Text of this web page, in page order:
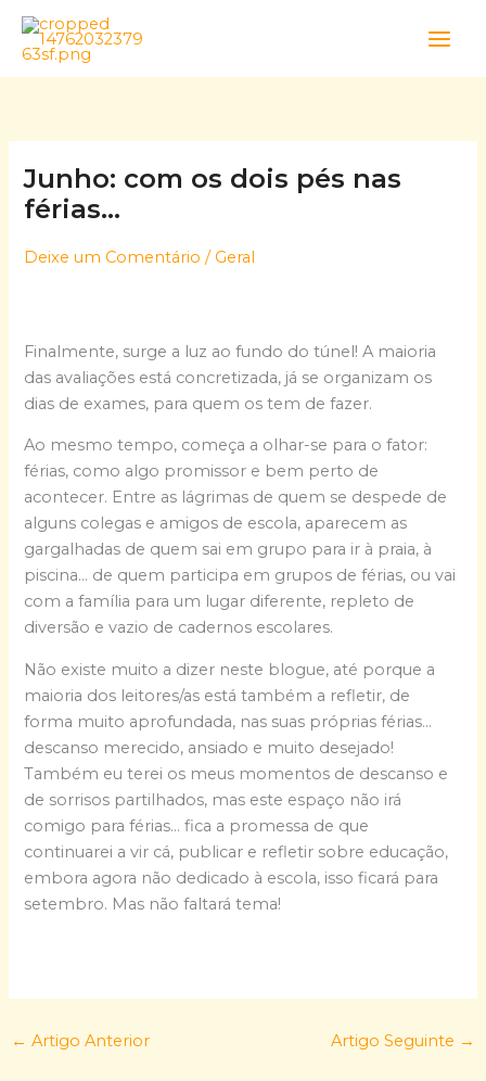
Skip
content
Junho: com os dois pés nas
férias…
Deixe um Comentário / Geral
Finalmente, surge a luz ao fundo do túnel! A maioria
das avaliações está concretizada, já se organizam os
dias de exames, para quem os tem de fazer.
Ao mesmo tempo, começa a olhar-se para o fator:
férias, como algo promissor e bem perto de
acontecer. Entre as lágrimas de quem se despede de
alguns colegas e amigos de escola, aparecem as
gargalhadas de quem sai em grupo para ir à praia, à
piscina… de quem participa em grupos de férias, ou vai
com a família para um lugar diferente, repleto de
diversão e vazio de cadernos escolares.
Não existe muito a dizer neste blogue, até porque a
maioria dos leitores/as está também a refletir, de
forma muito aprofundada, nas suas próprias férias…
descanso merecido, ansiado e muito desejado!
Também eu terei os meus momentos de descanso e
de sorrisos partilhados, mas este espaço não irá
comigo para férias… fica a promessa de que
continuarei a vir cá, publicar e refletir sobre educação,
embora agora não dedicado à escola, isso ficará para
setembro. Mas não faltará tema!
← Artigo Anterior Artigo Seguinte →